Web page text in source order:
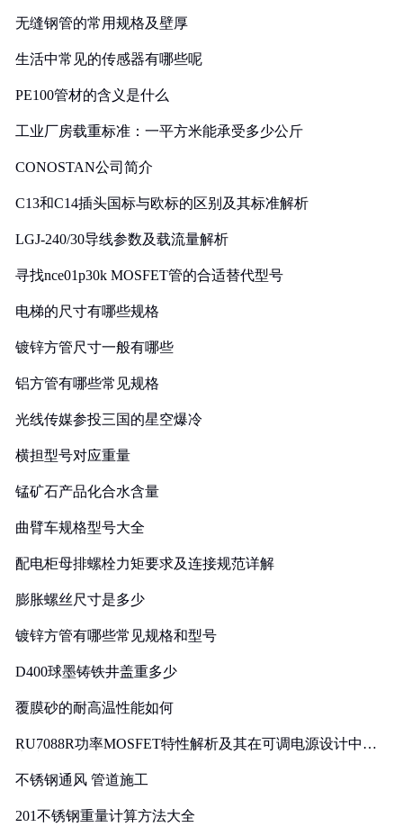
无缝钢管的常用规格及壁厚
生活中常见的传感器有哪些呢
PE100管材的含义是什么
工业厂房载重标准：一平方米能承受多少公斤
CONOSTAN公司简介
C13和C14插头国标与欧标的区别及其标准解析
LGJ-240/30导线参数及载流量解析
寻找nce01p30k MOSFET管的合适替代型号
电梯的尺寸有哪些规格
镀锌方管尺寸一般有哪些
铝方管有哪些常见规格
光线传媒参投三国的星空爆冷
横担型号对应重量
锰矿石产品化合水含量
曲臂车规格型号大全
配电柜母排螺栓力矩要求及连接规范详解
膨胀螺丝尺寸是多少
镀锌方管有哪些常见规格和型号
D400球墨铸铁井盖重多少
覆膜砂的耐高温性能如何
RU7088R功率MOSFET特性解析及其在可调电源设计中的
不锈钢通风 管道施工
201不锈钢重量计算方法大全